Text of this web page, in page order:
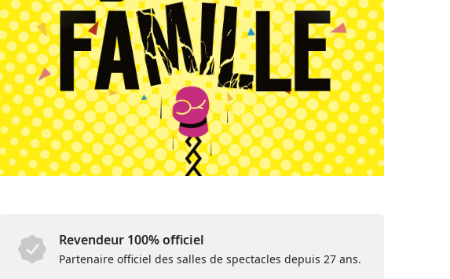
Revendeur 100% officiel
Partenaire officiel des salles de spectacles depuis 27 ans.